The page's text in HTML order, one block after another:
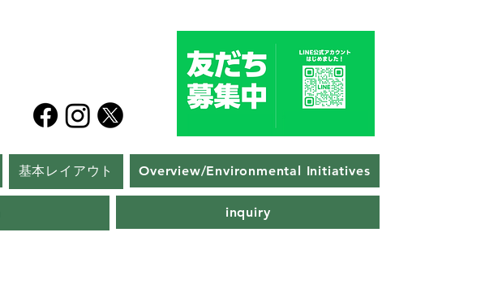
基本レイアウト Overview/Environmental Initiatives
inquiry